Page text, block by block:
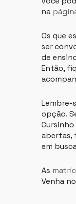
na
Os que
ser
de
Então,
Lembre-
opção.
abertas,
em
As
Venha